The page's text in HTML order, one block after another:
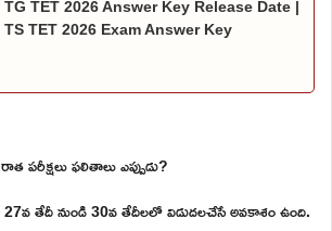
TG TET 2026 Answer Key Release Date |
TS TET 2026 Exam Answer Key
పరీక్షలు ఫలితాలు ఎప్పుడు?
తేదీ నుండి 30వ తేదీలలో విడుదలచేసే అవకాశం ఉంది.